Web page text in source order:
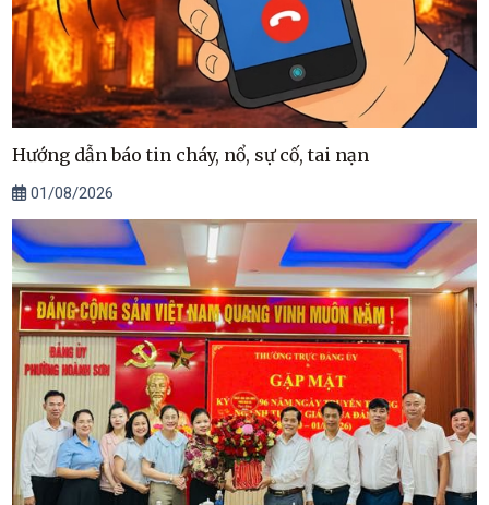
Hướng dẫn báo tin cháy, nổ, sự cố, tai nạn
01/08/2026